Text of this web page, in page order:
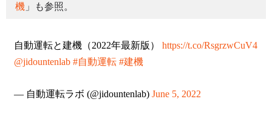
機 」も参照。
自動運転と建機（2022年最新版） https://t.co/RsgrzwCuV4
@jidountenlab #自動運転 #建機
— 自動運転ラボ (@jidountenlab) June 5, 2022